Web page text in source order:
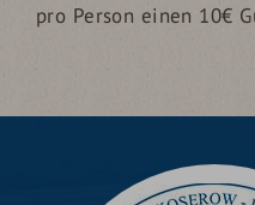
pro Person einen 10€